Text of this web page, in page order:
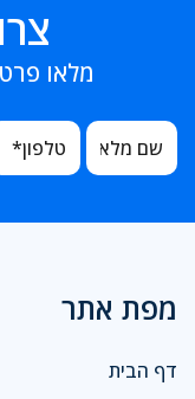
מלאו
מפת אתר
דף הבית